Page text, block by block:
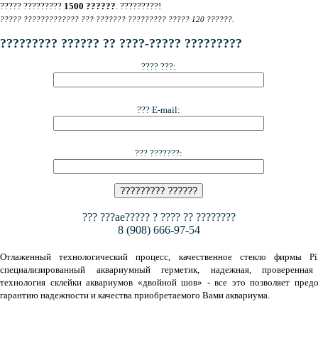
????? ????????? 1500 ??????. ?????????!
????? ????????????? ??? ??????? ????????? ????? 120 ??????.
????????? ?????? ?? ????-????? ?????????
???? ???:
??? E-mail:
??? ???????:
??? ???ae????? ? ???? ?? ????????
8 (908) 666-97-54
Отлаженный технологический процесс, качественное стекло фирмы
специализированный аквариумный герметик, надежная,
технология склейки аквариумов «двойной шов» - все это позволяет
гарантию надежности и качества приобретаемого Вами аквариума.